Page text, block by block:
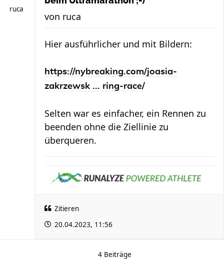
ruca
von ruca
Hier ausführlicher und mit Bildern:
https://nybreaking.com/joasia-
zakrzewsk ... ring-race/
Selten war es einfacher, ein Rennen zu
beenden ohne die Ziellinie zu
überqueren.
Zitieren
20.04.2023, 11:56
4 Beiträge